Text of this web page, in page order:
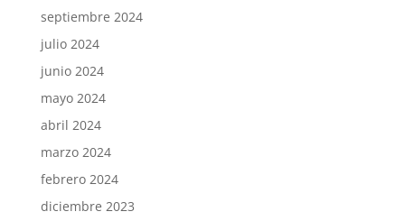
septiembre 2024
julio 2024
junio 2024
mayo 2024
abril 2024
marzo 2024
febrero 2024
diciembre 2023